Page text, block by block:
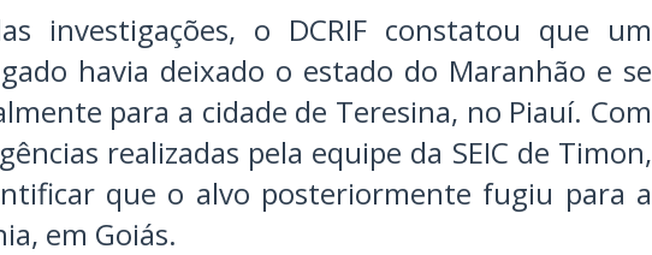
investigações, o DCRIF constatou que um
havia deixado o estado do Maranhão e se
para a cidade de Teresina, no Piauí. Com
realizadas pela equipe da SEIC de Timon,
que o alvo posteriormente fugiu para a
em Goiás.